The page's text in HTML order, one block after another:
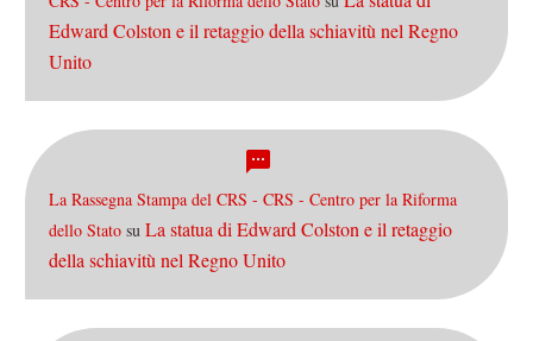
Edward Colston e il retaggio della schiavitù nel Regno
Unito
La Rassegna Stampa del CRS - CRS - Centro per la Riforma
dello Stato su La statua di Edward Colston e il retaggio
della schiavitù nel Regno Unito